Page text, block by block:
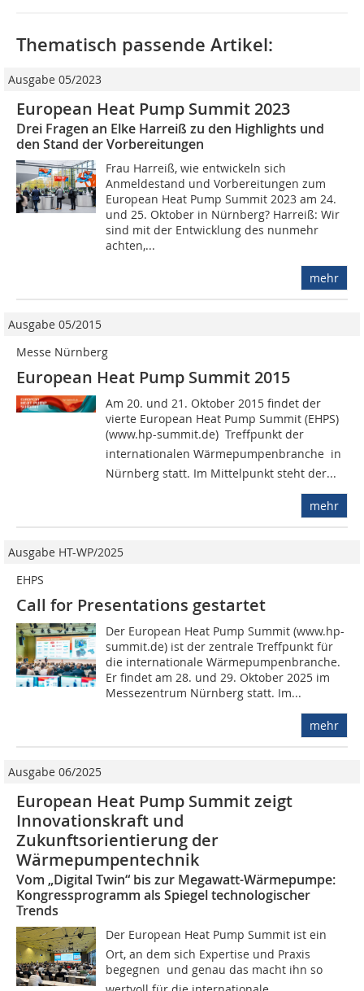
Thematisch passende Artikel:
Ausgabe 05/2023
European Heat Pump Summit 2023
Drei Fragen an Elke Harreiß zu den Highlights und
den Stand der Vorbereitungen
Frau Harreiß, wie entwickeln sich
Anmeldestand und Vorbereitungen zum
European Heat Pump Summit 2023 am 24.
und 25. Oktober in Nürnberg? Harreiß: Wir
sind mit der Entwicklung des nunmehr
achten,...
mehr
Ausgabe 05/2015
Messe Nürnberg
European Heat Pump Summit 2015
Am 20. und 21. Oktober 2015 findet der
vierte European Heat Pump Summit (EHPS)
(www.hp-summit.de)  Treffpunkt der
internationalen Wärmepumpenbranche  in
Nürnberg statt. Im Mittelpunkt steht der...
mehr
Ausgabe HT-WP/2025
EHPS
Call for Presentations gestartet
Der European Heat Pump Summit (www.hp-
summit.de) ist der zentrale Treffpunkt für
die internationale Wärmepumpenbranche.
Er findet am 28. und 29. Oktober 2025 im
Messezentrum Nürnberg statt. Im...
mehr
Ausgabe 06/2025
European Heat Pump Summit zeigt
Innovationskraft und
Zukunftsorientierung der
Wärmepumpentechnik
Vom „Digital Twin“ bis zur Megawatt-Wärmepumpe:
Kongressprogramm als Spiegel technologischer
Trends
Der European Heat Pump Summit ist ein
Ort, an dem sich Expertise und Praxis
begegnen  und genau das macht ihn so